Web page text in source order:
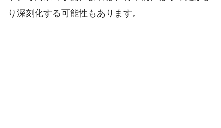
り深刻化する可能性もあります。